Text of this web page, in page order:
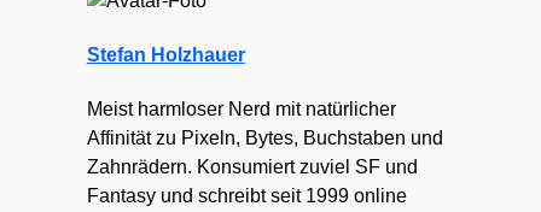
Stefan Holzhauer
Meist harmloser Nerd mit natürlicher
Affinität zu Pixeln, Bytes, Buchstaben und
Zahnrädern. Konsumiert zuviel SF und
Fantasy und schreibt seit 1999 online